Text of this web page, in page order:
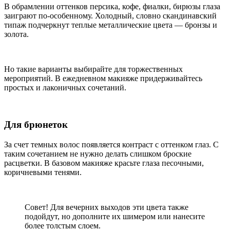
В обрамлении оттенков персика, кофе, фиалки, бирюзы глаза
заиграют по-особенному. Холодный, словно скандинавский
типаж подчеркнут теплые металлические цвета — бронзы и
золота.
Но такие варианты выбирайте для торжественных
мероприятий. В ежедневном макияже придерживайтесь
простых и лаконичных сочетаний.
Для брюнеток
За счет темных волос появляется контраст с оттенком глаз. С
таким сочетанием не нужно делать слишком броские
расцветки. В базовом макияже красьте глаза песочными,
коричневыми тенями.
Совет! Для вечерних выходов эти цвета также
подойдут, но дополните их шимером или нанесите
более толстым слоем.